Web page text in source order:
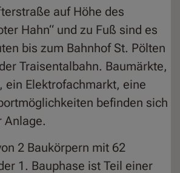
auf Höhe des
Hahn“ und zu Fuß sind es
bis zum Bahnhof St. Pölten
Traisentalbahn. Baumärkte,
ein Elektrofachmarkt, eine
befinden sich
Anlage.
2 Baukörpern mit 62
1. Bauphase ist Teil einer